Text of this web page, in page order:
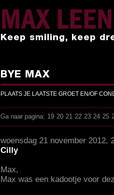
MAX
Keep smiling, keep
BYE MAX
PLAATS JE LAATSTE GROET EN/OF
Ga naar pagina: 19 20 21 22 23 24 25
woensdag 21 november 2012,
Cilly
Max,
Max was een kadootje voor